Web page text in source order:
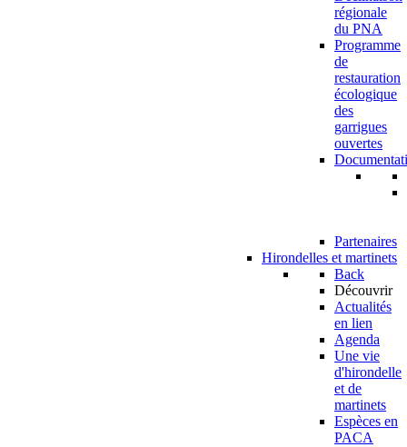
régionale
du PNA
Programme
de
restauration
écologique
des
garrigues
ouvertes
Partenaires
Hirondelles et martinets
Back
Découvrir
Actualités
en lien
Agenda
Une vie
d'hirondelle
et de
martinets
Espèces en
PACA